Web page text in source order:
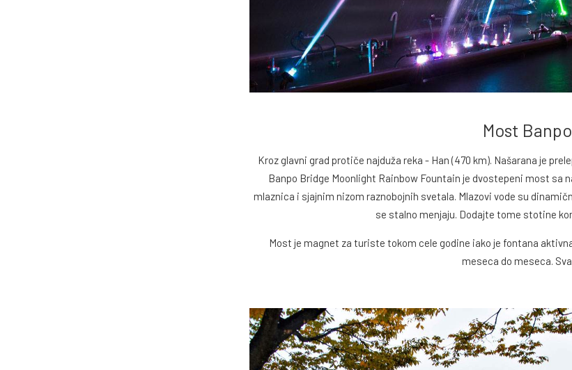
Most
Kroz glavni grad protiče najduža reka - Han (470 km). Našarana je
Banpo Bridge Moonlight Rainbow Fountain je dvostepeni most sa
mlaznica i sjajnim nizom raznobojnih svetala. Mlazovi vode su
se stalno menjaju. Dodajte tome stotine
Most je magnet za turiste tokom cele godine iako je fontana
meseca do meseca.